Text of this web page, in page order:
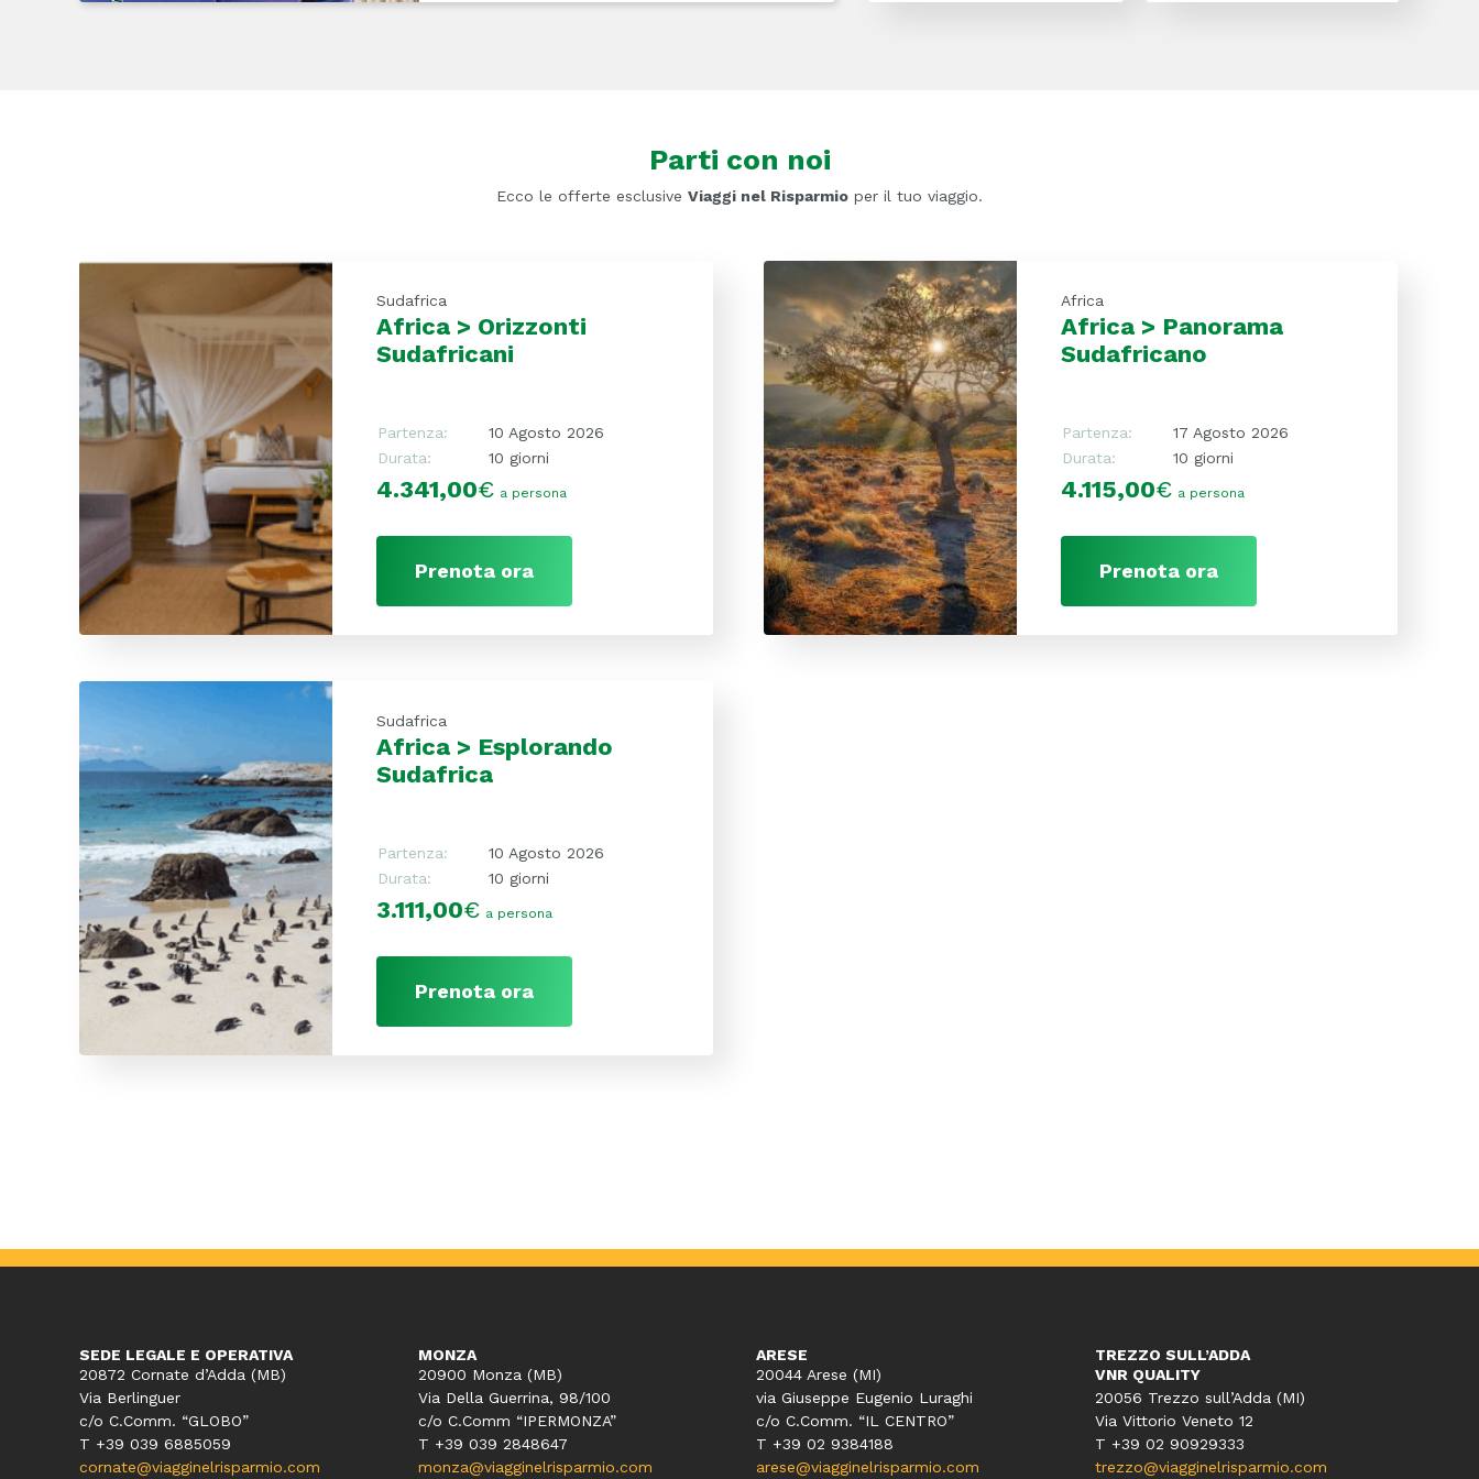
Parti con noi
Ecco le offerte esclusive Viaggi nel Risparmio per il tuo viaggio.
Sudafrica
Africa > Orizzonti
Sudafricani
Partenza:
10 Agosto 2026
Durata:
10 giorni
4.341,00€ a persona
Prenota ora
Africa
Africa > Panorama
Sudafricano
Partenza:
17 Agosto 2026
Durata:
10 giorni
4.115,00€ a persona
Prenota ora
Sudafrica
Africa > Esplorando
Sudafrica
Partenza:
10 Agosto 2026
Durata:
10 giorni
3.111,00€ a persona
Prenota ora
SEDE LEGALE E OPERATIVA
20872 Cornate d’Adda (MB)
Via Berlinguer
c/o C.Comm. “GLOBO”
T +39 039 6885059
cornate@viagginelrisparmio.com
MONZA
20900 Monza (MB)
Via Della Guerrina, 98/100
c/o C.Comm “IPERMONZA”
T +39 039 2848647
monza@viagginelrisparmio.com
ARESE
20044 Arese (MI)
via Giuseppe Eugenio Luraghi
c/o C.Comm. “IL CENTRO”
T +39 02 9384188
arese@viagginelrisparmio.com
TREZZO SULL’ADDA
VNR QUALITY
20056 Trezzo sull’Adda (MI)
Via Vittorio Veneto 12
T +39 02 90929333
trezzo@viagginelrisparmio.com